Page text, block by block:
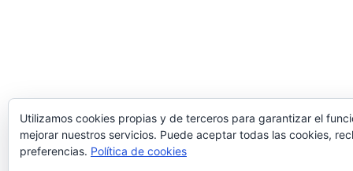
Utilizamos cookies propias y de terceros para garantizar el
mejorar nuestros servicios. Puede aceptar todas las cookies,
preferencias. Política de cookies